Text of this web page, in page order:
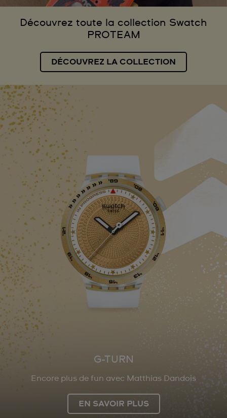
Découvrez toute la collection Swatch
PROTEAM
DÉCOUVREZ LA COLLECTION
G-TURN
Encore plus de fun avec Matthias Dandois
EN SAVOIR PLUS